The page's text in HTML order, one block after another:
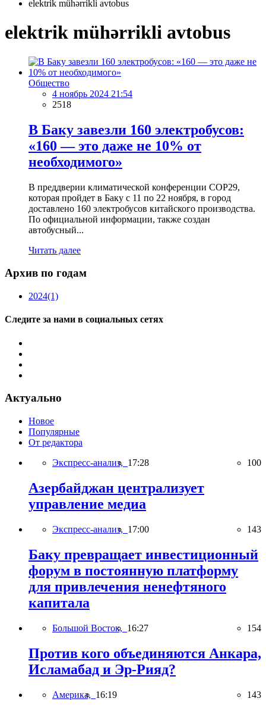
elektrik mühərrikli avtobus
elektrik mühərrikli avtobus
Общество
4 ноябрь 2024 21:54
2518
В Баку завезли 160 электробусов:
«160 — это даже не 10% от
необходимого»
В преддверии климатической конференции COP29,
которая пройдет в Баку с 11 по 22 ноября, в город
доставлено 160 электробусов китайского производства.
По официальной информации, также создан
автобусный...
Читать далее
Архив по годам
2024(1)
Следите за нами в социальных сетях
Актуально
Новое
Популярные
От редактора
Экспресс-анализ, 17:28 100
Азербайджан централизует
управление медиа
Экспресс-анализ, 17:00 143
Баку превращает инвестиционный
форум в постоянную платформу
для привлечения ненефтяного
капитала
Большой Восток, 16:27 154
Против кого объединяются Анкара,
Исламабад и Эр-Рияд?
Америка, 16:19 143